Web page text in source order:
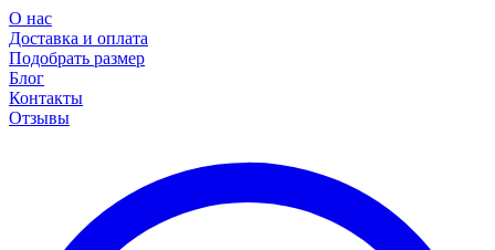
О нас
Доставка и оплата
Подобрать размер
Блог
Контакты
Отзывы